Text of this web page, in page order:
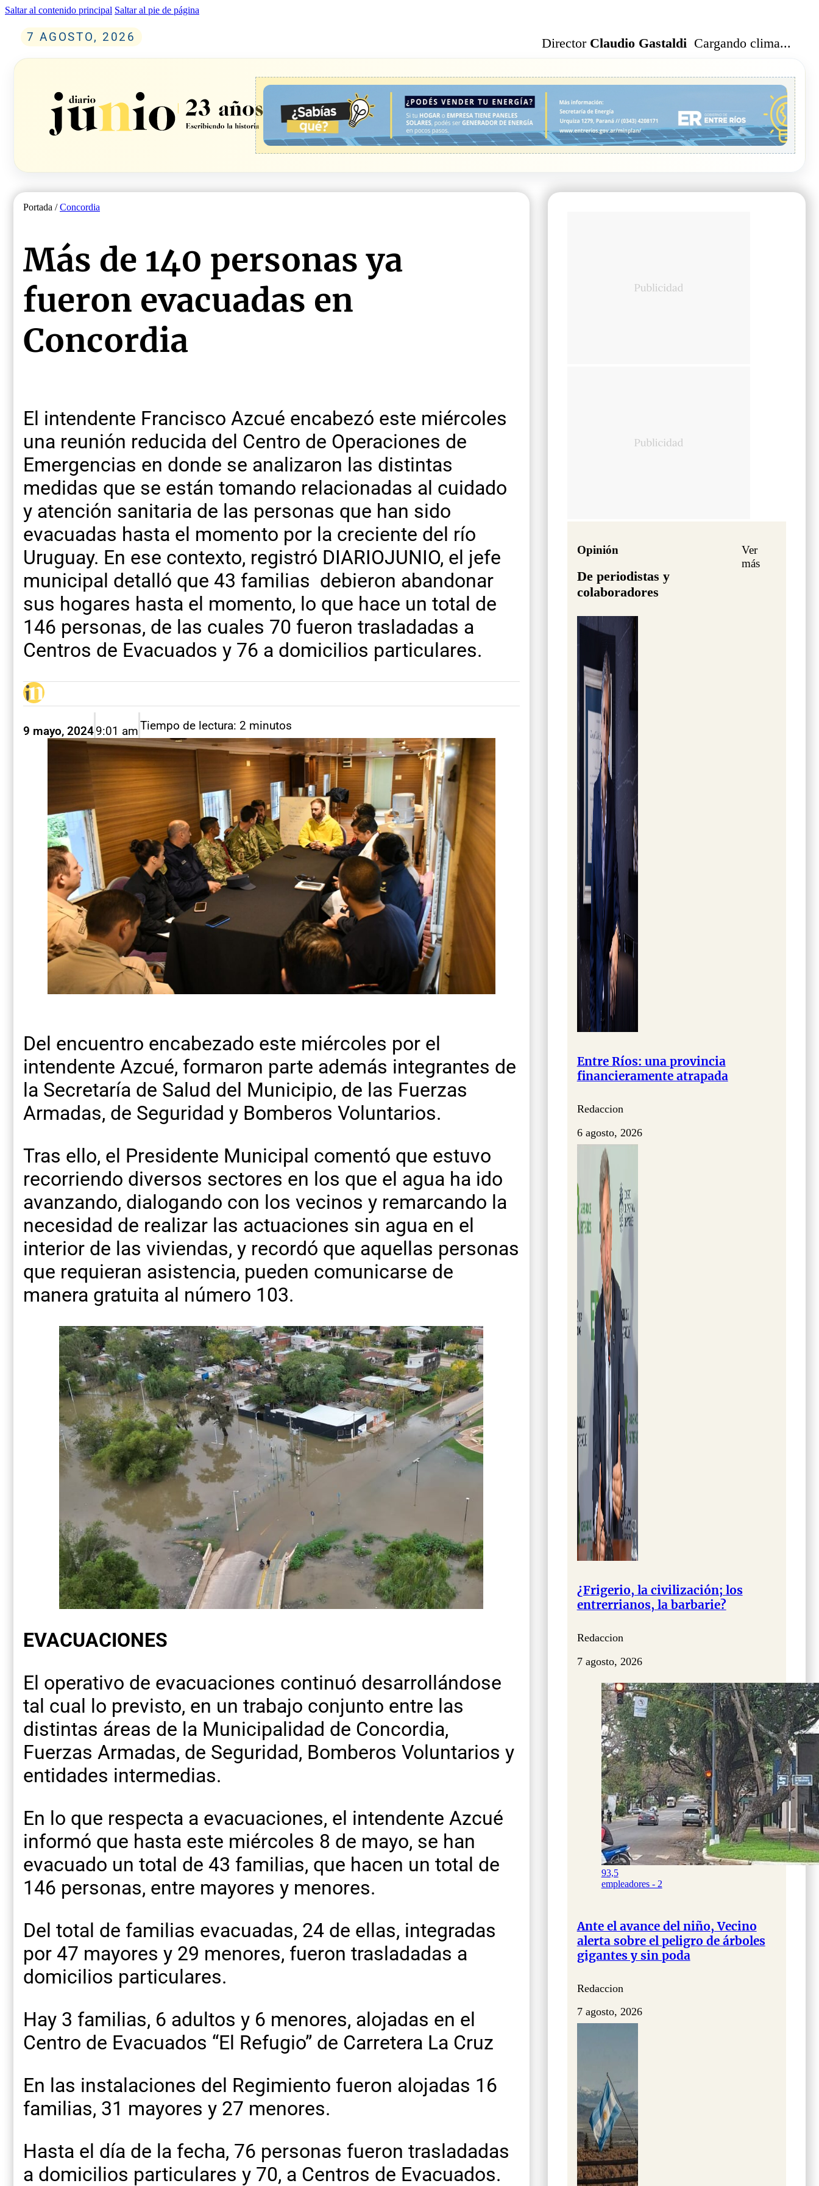
Saltar al contenido principal Saltar al pie de página
7 AGOSTO, 2026 Director Claudio Gastaldi Cargando clima...
Portada /Concordia
Más de 140 personas ya
fueron evacuadas en
Concordia
El intendente Francisco Azcué encabezó este miércoles
una reunión reducida del Centro de Operaciones de
Emergencias en donde se analizaron las distintas
medidas que se están tomando relacionadas al cuidado
y atención sanitaria de las personas que han sido
evacuadas hasta el momento por la creciente del río
Uruguay. En ese contexto, registró DIARIOJUNIO, el jefe
municipal detalló que 43 familias debieron abandonar
sus hogares hasta el momento, lo que hace un total de
146 personas, de las cuales 70 fueron trasladadas a
Centros de Evacuados y 76 a domicilios particulares.
9 mayo, 20249:01 amTiempo de lectura: 2 minutos
Del encuentro encabezado este miércoles por el
intendente Azcué, formaron parte además integrantes de
la Secretaría de Salud del Municipio, de las Fuerzas
Armadas, de Seguridad y Bomberos Voluntarios.
Tras ello, el Presidente Municipal comentó que estuvo
recorriendo diversos sectores en los que el agua ha ido
avanzando, dialogando con los vecinos y remarcando la
necesidad de realizar las actuaciones sin agua en el
interior de las viviendas, y recordó que aquellas personas
que requieran asistencia, pueden comunicarse de
manera gratuita al número 103.
EVACUACIONES
El operativo de evacuaciones continuó desarrollándose
tal cual lo previsto, en un trabajo conjunto entre las
distintas áreas de la Municipalidad de Concordia,
Fuerzas Armadas, de Seguridad, Bomberos Voluntarios y
entidades intermedias.
En lo que respecta a evacuaciones, el intendente Azcué
informó que hasta este miércoles 8 de mayo, se han
evacuado un total de 43 familias, que hacen un total de
146 personas, entre mayores y menores.
Del total de familias evacuadas, 24 de ellas, integradas
por 47 mayores y 29 menores, fueron trasladadas a
domicilios particulares.
Hay 3 familias, 6 adultos y 6 menores, alojadas en el
Centro de Evacuados “El Refugio” de Carretera La Cruz
En las instalaciones del Regimiento fueron alojadas 16
familias, 31 mayores y 27 menores.
Hasta el día de la fecha, 76 personas fueron trasladadas
a domicilios particulares y 70, a Centros de Evacuados.
Opinión
De periodistas y
colaboradores
Ver
más
Entre Ríos: una provincia
financieramente atrapada
Redaccion
6 agosto, 2026
¿Frigerio, la civilización; los
entrerrianos, la barbarie?
Redaccion
7 agosto, 2026
93,5
empleadores - 2
Ante el avance del niño, Vecino
alerta sobre el peligro de árboles
gigantes y sin poda
Redaccion
7 agosto, 2026